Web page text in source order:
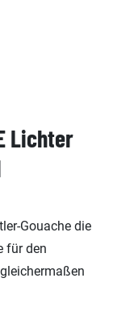
Lichter
Gouache die
für den